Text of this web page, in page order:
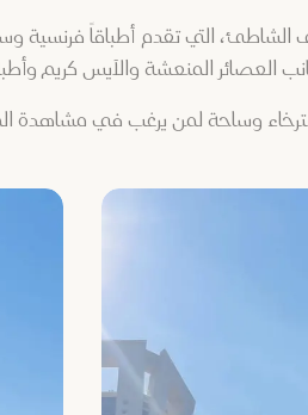
التي تقدم أطباقاً فرنسية
العصائر المنعشة والآيس كريم
وساحة لمن يرغب في مشاهدة